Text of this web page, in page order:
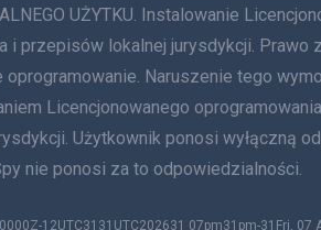
UŻYTKU. Instalowanie
przepisów lokalnej jurysdykcji. Prawo
Naruszenie tego
Licencjonowanego
Użytkownik ponosi wyłączną
nie ponosi za to odpowiedzialności.
12UTC3131UTC202631 07pm31pm-31Fri,